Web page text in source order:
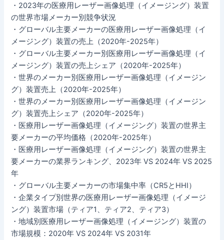
・2023年の医療用レーザー画像処理（イメージング）装置
の世界市場メーカー別競争状況
・グローバル主要メーカーの医療用レーザー画像処理（イ
メージング）装置の売上（2020年-2025年）
・グローバル主要メーカー別医療用レーザー画像処理（イ
メージング）装置の売上シェア（2020年-2025年）
・世界のメーカー別医療用レーザー画像処理（イメージン
グ）装置売上（2020年-2025年）
・世界のメーカー別医療用レーザー画像処理（イメージン
グ）装置売上シェア（2020年-2025年）
・医療用レーザー画像処理（イメージング）装置の世界主
要メーカーの平均価格（2020年-2025年）
・医療用レーザー画像処理（イメージング）装置の世界主
要メーカーの業界ランキング、2023年 VS 2024年 VS 2025
年
・グローバル主要メーカーの市場集中率（CR5とHHI）
・企業タイプ別世界の医療用レーザー画像処理（イメージ
ング）装置市場（ティア1、ティア2、ティア3）
・地域別医療用レーザー画像処理（イメージング）装置の
市場規模：2020年 VS 2024年 VS 2031年